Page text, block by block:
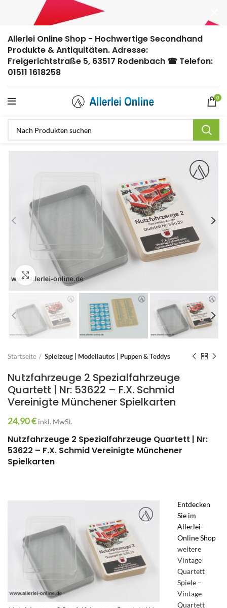
Allerlei Online Shop - Hochwertige Secondhand
Produkte & Antiquitäten. Adresse:
Freigerichtstraße 5, 63517 Rodenbach ☎ Telefon:
01511 1618258
0
Zum Vergrößern anklicken
Startseite Spielzeug | Modellautos | Puppen & Teddys
Nutzfahrzeuge 2 Spezialfahrzeuge
Quartett | Nr: 53622 – F.X. Schmid
Vereinigte Münchener Spielkarten
24,90€ inkl. MwSt.
Nutzfahrzeuge 2 Spezialfahrzeuge Quartett | Nr:
53622 – F.X. Schmid Vereinigte Münchener
Spielkarten
Entdecken
Sie im
Allerlei-
Online Shop
weitere
Vintage
Quartett
Spiele –
Vintage
Quartett